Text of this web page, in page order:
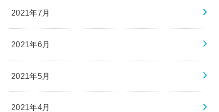
2021年7月
2021年6月
2021年5月
2021年4月